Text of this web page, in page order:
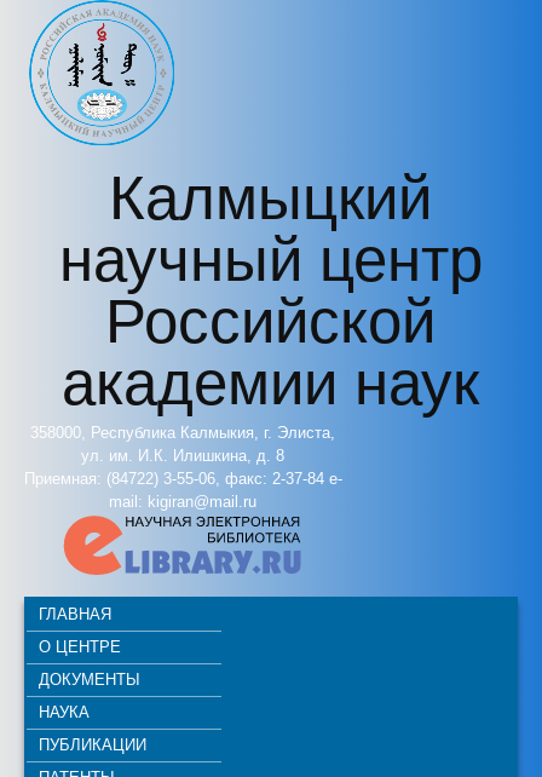
Перейти к основному содержанию
Калмыцкий
научный центр
Российской
академии наук
358000, Республика Калмыкия, г. Элиста,
ул. им. И.К. Илишкина, д. 8
Приемная: (84722) 3-55-06, факс: 2-37-84 e-
mail: kigiran@mail.ru
ГЛАВНАЯ
О ЦЕНТРЕ
ДОКУМЕНТЫ
НАУКА
ПУБЛИКАЦИИ